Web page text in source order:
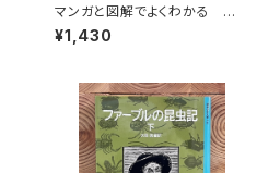
マンガと図解でよくわかる はじ
めての気象学
¥1,430